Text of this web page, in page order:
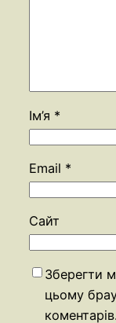
Ім’я *
Email *
Сайт
Зберегти
цьому
коментарів.